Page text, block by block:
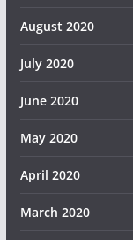
August 2020
July 2020
June 2020
May 2020
April 2020
March 2020